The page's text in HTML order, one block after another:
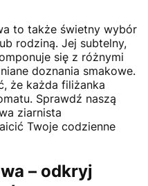
to także świetny wybór
rodziną. Jej subtelny,
się z różnymi
doznania smakowe.
że każda filiżanka
Sprawdź naszą
ziarnista
Twoje codzienne
– odkryj